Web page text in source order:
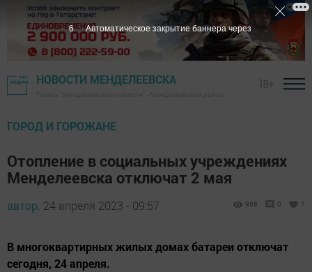
НОВОСТИ МЕНДЕЛЕЕВСКА
ГОРОД И ГОРОЖАНЕ
Отопление в социальных учреждениях
Менделеевска отключат 2 мая
автор, 24 апреля 2023 - 09:57 966 0 1
В многоквартирных жилых домах батареи отключат
сегодня, 24 апреля.
5 Автоматическое закрытие баннера через